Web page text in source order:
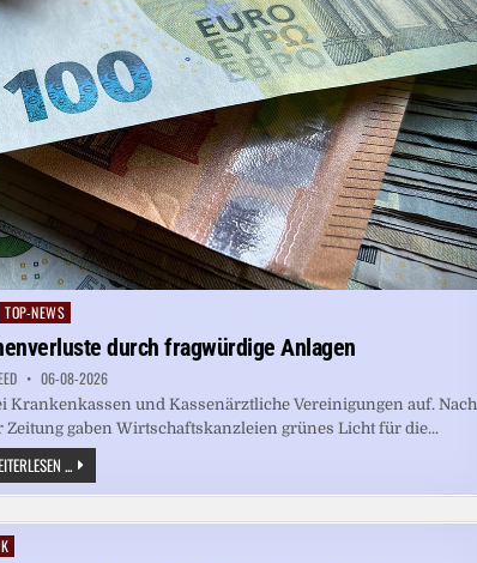
Posted
TOP-NEWS
durch fragwürdige Anlagen
06-08-2026
und Kassenärztliche Vereinigungen auf. Nach
gaben Wirtschaftskanzleien grünes Licht für die...
... KRANKENKASSEN:
WEITERE
MILLIONENVERLUSTE
FRAGWÜRDIGE